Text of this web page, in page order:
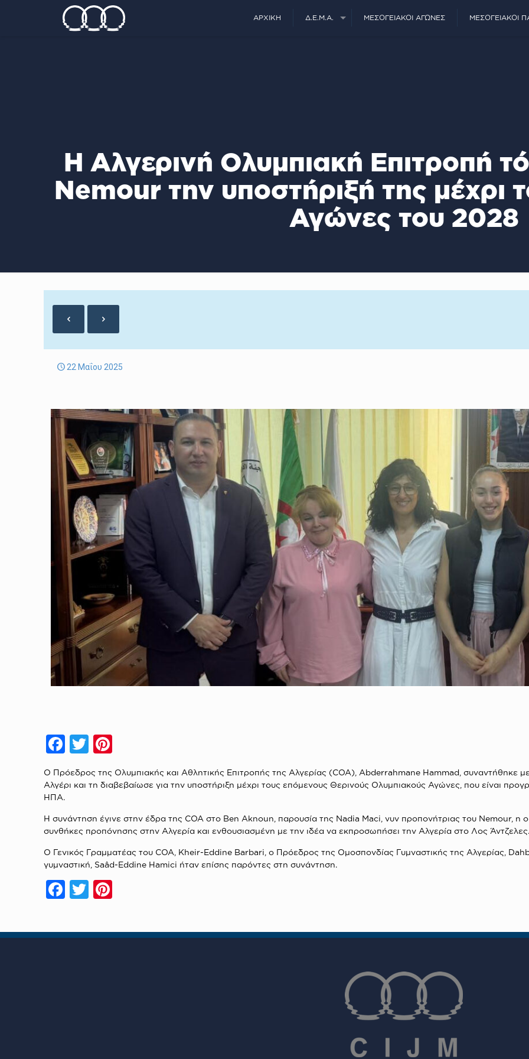
ΑΡΧΙΚΉ Δ.Ε.Μ.Α. ΜΕΣΟΓΕΙΑΚΟΊ ΑΓΏΝΕΣ ΜΕΣΟΓΕΙΑΚΟΊ
H Aλγερινή Ολυμπιακή Επιτροπή
Nemour την υποστήριξή της μέχρι
Αγώνες του 2028
22 Μαΐου 2025
Facebook
Twitter
Ο Πρόεδρος της Ολυμπιακής και Αθλητικής Επιτροπής της Αλγερίας (COA), Abderrahmane Hammad, συναντήθηκε
Αλγέρι και τη διαβεβαίωσε για την υποστήριξη μέχρι τους επόμενους Θερινούς Ολυμπιακούς Αγώνες, που είναι
ΗΠΑ.
Η συνάντηση έγινε στην έδρα της COA στο Ben Aknoun, παρουσία της Νadia Maci, νυν προπονήτριας του Νemour, η
συνθήκες προπόνησης στην Αλγερία και ενθουσιασμένη με την ιδέα να εκπροσωπήσει την Αλγερία στο Λος
Ο Γενικός Γραμματέας του COA, Kheir-Eddine Barbari, ο Πρόεδρος της Ομοσπονδίας Γυμναστικής της Αλγερίας,
γυμναστική, Saâd-Eddine Hamici ήταν επίσης παρόντες στη συνάντηση.
Facebook
Twitter